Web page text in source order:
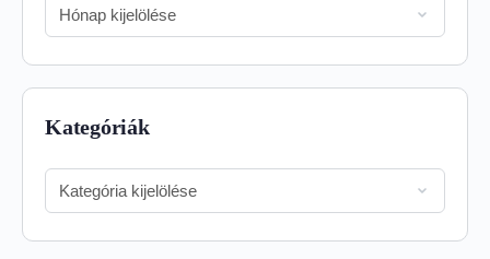
Kategóriák
Kategóriák